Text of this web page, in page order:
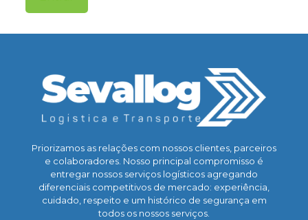
Priorizamos as relações com nossos clientes, parceiros
e colaboradores. Nosso principal compromisso é
entregar nossos serviços logísticos agregando
diferenciais competitivos de mercado: experiência,
cuidado, respeito e um histórico de segurança em
todos os nossos serviços.